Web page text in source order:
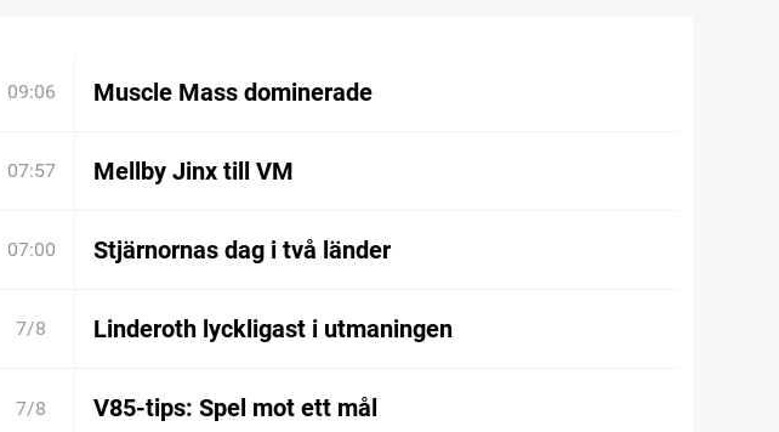
09:06 Muscle Mass dominerade
07:57 Mellby Jinx till VM
07:00 Stjärnornas dag i två länder
7/8 Linderoth lyckligast i utmaningen
7/8 V85-tips: Spel mot ett mål